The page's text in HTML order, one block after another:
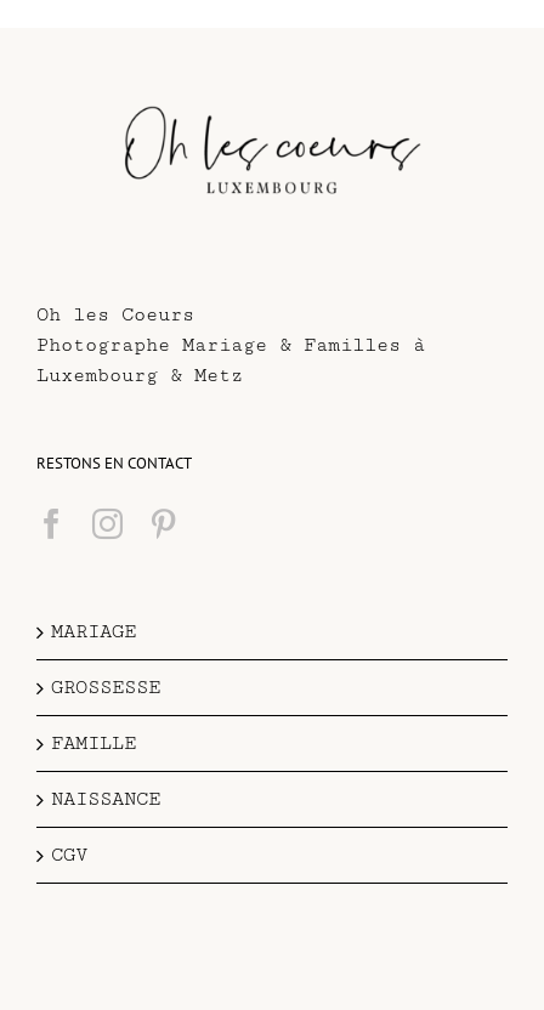
Oh les Coeurs
Photographe Mariage & Familles à
Luxembourg & Metz
RESTONS EN CONTACT
MARIAGE
GROSSESSE
FAMILLE
NAISSANCE
CGV